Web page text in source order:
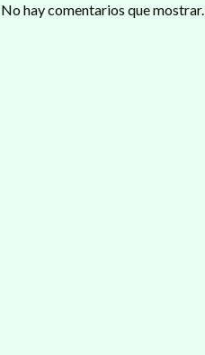
No hay comentarios que mostrar.